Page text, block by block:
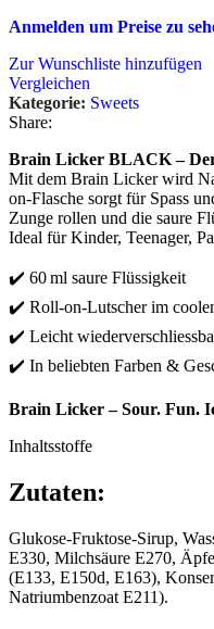
Anmelden um Preise zu
Zur Wunschliste hinzufügen
Vergleichen
Kategorie: Sweets
Share:
Brain Licker BLACK – Der
Mit dem Brain Licker wird
on-Flasche sorgt für Spass
Zunge rollen und die saure
Ideal für Kinder, Teenager,
✔️ 60 ml saure Flüssigkeit
✔️ Roll-on-Lutscher im
✔️ Leicht
✔️ In beliebten Farben &
Brain Licker – Sour. Fun.
Inhaltsstoffe
Zutaten:
Glukose-Fruktose-Sirup,
E330, Milchsäure E270,
(E133, E150d, E163),
Natriumbenzoat E211).